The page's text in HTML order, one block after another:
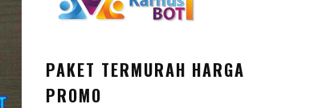
PAKET TERMURAH HARGA
PROMO